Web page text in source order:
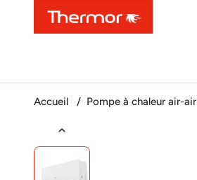
ContenuMenuRecherche
Accueil Pompe à chaleur air-air